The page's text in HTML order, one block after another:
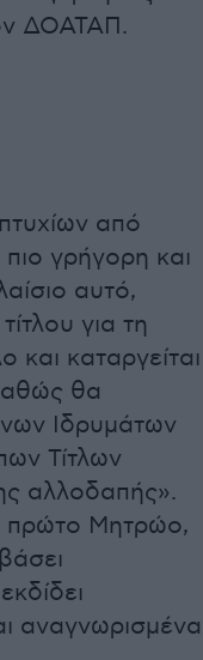
ΔΟΑΤΑΠ.
από
πιο γρήγορη και
αυτό,
για τη
καταργείται
θα
Ιδρυμάτων
Τίτλων
αλλοδαπής».
πρώτο Μητρώο,